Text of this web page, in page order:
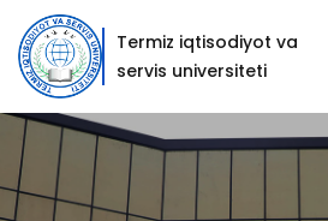
Termiz iqtisodiyot va
servis universiteti